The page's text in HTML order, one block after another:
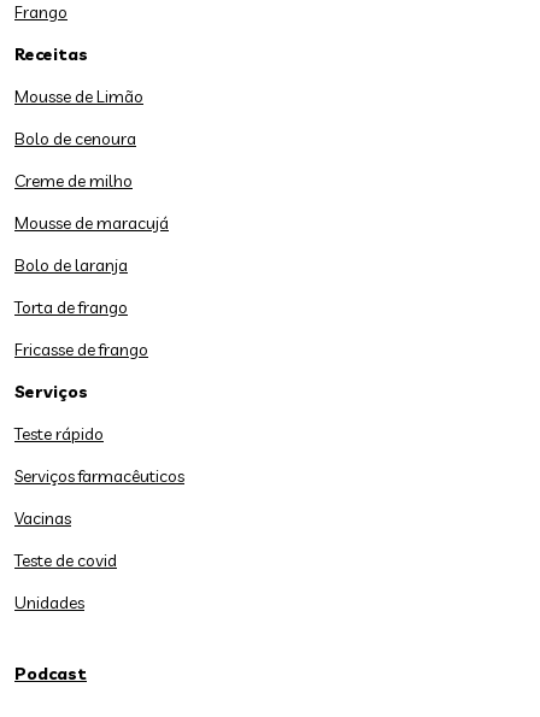
Frango
Receitas
Mousse de Limão
Bolo de cenoura
Creme de milho
Mousse de maracujá
Bolo de laranja
Torta de frango
Fricasse de frango
Serviços
Teste rápido
Serviços farmacêuticos
Vacinas
Teste de covid
Unidades
Podcast